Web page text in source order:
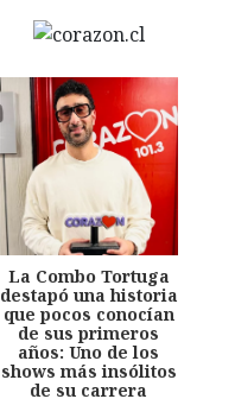
La Combo Tortuga
destapó una historia
que pocos conocían
de sus primeros
años: Uno de los
shows más insólitos
de su carrera